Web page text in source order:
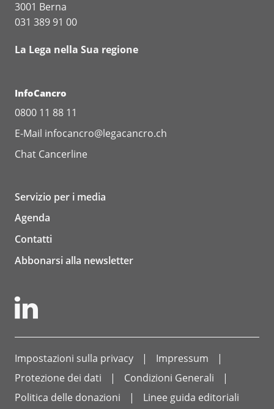
3001 Berna
031 389 91 00
La Lega nella Sua regione
InfoCancro
0800 11 88 11
E-Mail infocancro@legacancro.ch
Chat Cancerline
Servizio per i media
Agenda
Contatti
Abbonarsi alla newsletter
Impostazioni sulla privacy
Impressum
Protezione dei dati
Condizioni Generali
Politica delle donazioni
Linee guida editoriali